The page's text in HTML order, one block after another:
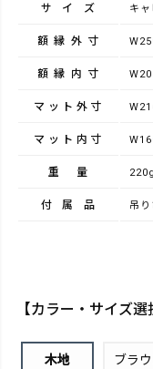
サイズ キャ
額縁外寸
額縁内寸
マット外寸
マット内寸
重量 220g
付属品 吊
【カラー・サイズ選
木地 ブラ